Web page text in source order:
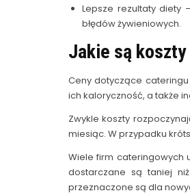
Lepsze rezultaty diety
błędów żywieniowych.
Jakie są
Ceny dotyczące
ich kaloryczność, a także
Zwykle koszty
miesiąc. W przypadku
Wiele firm cateringowych
dostarczane są taniej
przeznaczone są dla